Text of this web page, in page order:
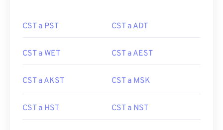
CST a PST CST a ADT
CST a WET CST a AEST
CST a AKST CST a MSK
CST a HST CST a NST